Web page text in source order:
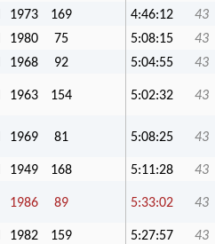
1973 169 4:46:12
43
1980 75 5:08:15
43
1968 92 5:04:55 43
1963 154 5:02:32 43
1969 81 5:08:25 43
1949 168 5:11:28 43
1986 89 5:33:02 43
1982 159 5:27:57 43